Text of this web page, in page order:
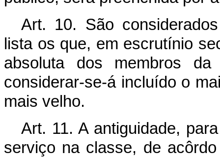
Art. 10. São
lista os que, em escrutínio
absoluta dos membros
considerar-se-á incluído o
mais velho.
Art. 11. A antiguidade,
serviço na classe, de